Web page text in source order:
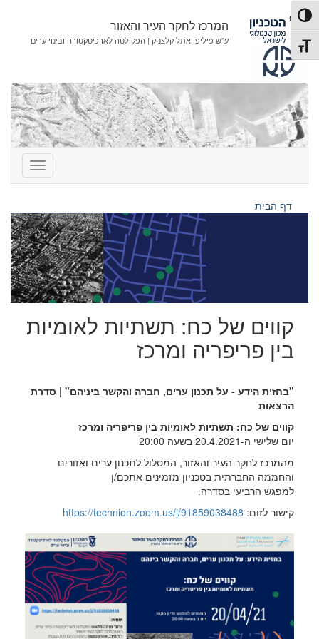
דלג
לתוכן
דלג
לניווט
הפעל/כבה ניגודיות גבוהה
מתג גודל גופן
המרכז לחקר העיר והאזור
ע"ש פיליפ ואתל קלצניק | הפקולטה לארכיטקטורה ובינוי ערים
דף הבית
קווים של כח: תשתיות לאומיות
בין פריפריה ומרכז
"בחזית הידע - על תכנון ערים, חברה והקשר ביניהם" | סדרת
הרצאות
קווים של כח: תשתיות לאומיות בין פריפריה ומרכז
יום שלישי ה-20.4.2021 בשעה 20:00
מהמרכז לחקר העיר והאזור, המסלול לתכנון ערים ואזורים
והחממה החברתית בטכניון מזמינים אתכם/ן
למפגש הרביעי בסדרה.
קישור לזום: https://technion.zoom.us/j/91859038488